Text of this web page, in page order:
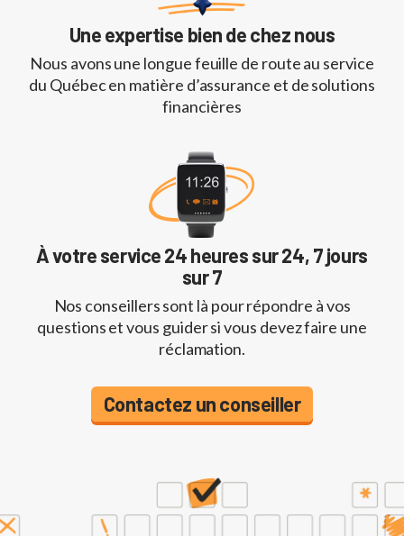
Une expertise bien de chez nous
Nous avons une longue feuille de route au service
du Québec en matière d’assurance et de solutions
financières
À votre service 24 heures sur 24, 7 jours
sur 7
Nos conseillers sont là pour répondre à vos
questions et vous guider si vous devez faire une
réclamation.
Contactez un conseiller